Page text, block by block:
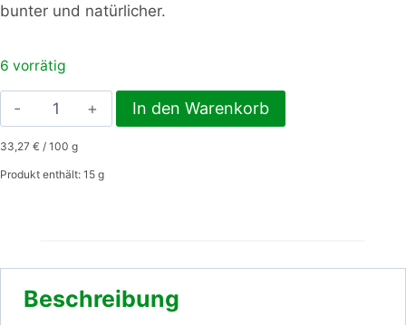
bunter und natürlicher.
6 vorrätig
HM
Vogelmiere
15gr.
Menge
In den Warenkorb
33,27 € / 100 g
Produkt enthält: 15 g
Beschreibung